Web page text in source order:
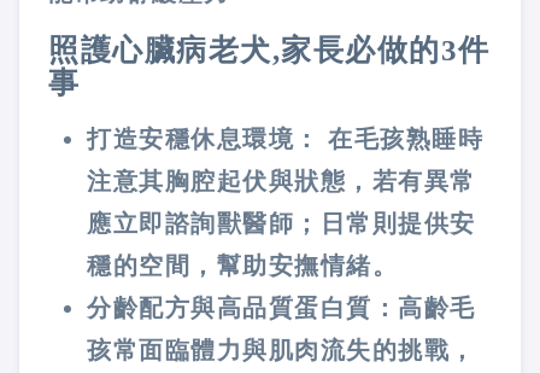
照護心臟病老犬,家長必做的3件
事
打造安穩休息環境： 在毛孩熟睡時
注意其胸腔起伏與狀態，若有異常
應立即諮詢獸醫師；日常則提供安
穩的空間，幫助安撫情緒。
分齡配方與高品質蛋白質： 高齡毛
孩常面臨體力與肌肉流失的挑戰，